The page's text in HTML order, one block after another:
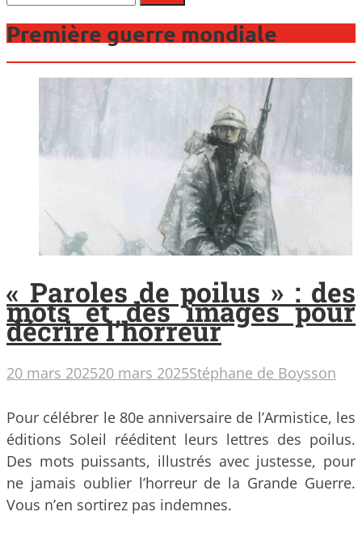
Première guerre mondiale
« Paroles de poilus » : des
mots et des images pour
décrire l’horreur
20 mars 202520 mars 2025Stéphane de Boysson
Pour célébrer le 80e anniversaire de l’Armistice, les
éditions Soleil rééditent leurs lettres des poilus.
Des mots puissants, illustrés avec justesse, pour
ne jamais oublier l’horreur de la Grande Guerre.
Vous n’en sortirez pas indemnes.